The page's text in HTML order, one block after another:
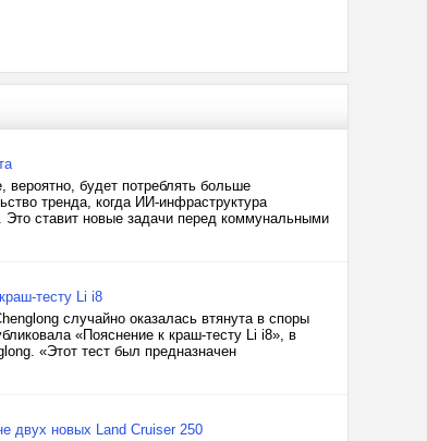
будет потреблять больше
тренда, когда ИИ-инфраструктура
Это ставит новые задачи перед коммунальными
тесту Li i8
случайно оказалась втянута в споры
«Пояснение к краш-тесту Li i8», в
«Этот тест был предназначен
двух новых Land Cruiser 250